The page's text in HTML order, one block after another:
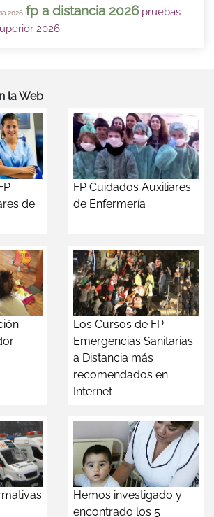
2026 fp a distancia 2026 pruebas
2026
la Web
de
FP Cuidados Auxiliares
de Enfermería
Los Cursos de FP
Emergencias Sanitarias
a Distancia más
recomendados en
Internet
Hemos investigado y
encontrado los 5